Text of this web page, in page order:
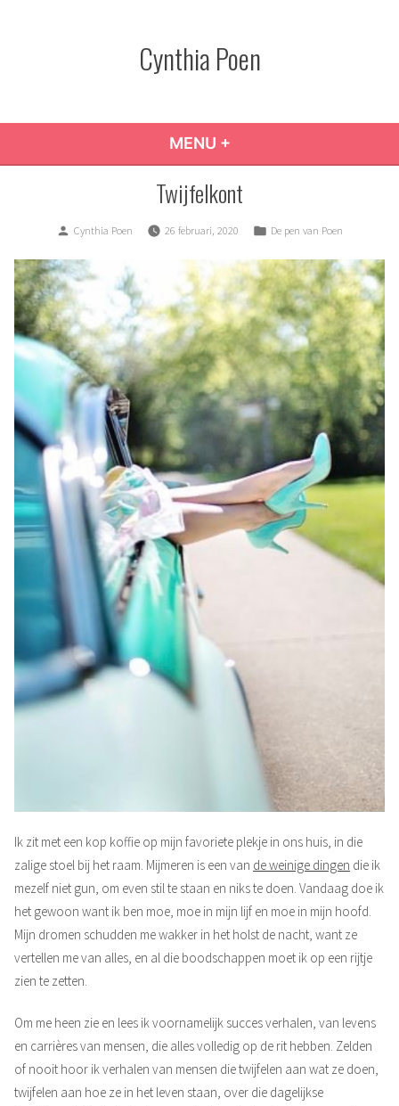
Cynthia Poen
MENU +
Twijfelkont
Posted
Cynthia Poen 26 februari, 2020
Posted
De pen van Poen
Ik zit met een kop koffie op mijn favoriete plekje in ons huis, in die
zalige stoel bij het raam. Mijmeren is een van de weinige dingen die ik
mezelf niet gun, om even stil te staan en niks te doen. Vandaag doe ik
het gewoon want ik ben moe, moe in mijn lijf en moe in mijn hoofd.
Mijn dromen schudden me wakker in het holst de nacht, want ze
vertellen me van alles, en al die boodschappen moet ik op een rijtje
zien te zetten.
Om me heen zie en lees ik voornamelijk succes verhalen, van levens
en carrières van mensen, die alles volledig op de rit hebben. Zelden
of nooit hoor ik verhalen van mensen die twijfelen aan wat ze doen,
twijfelen aan hoe ze in het leven staan, over die dagelijkse